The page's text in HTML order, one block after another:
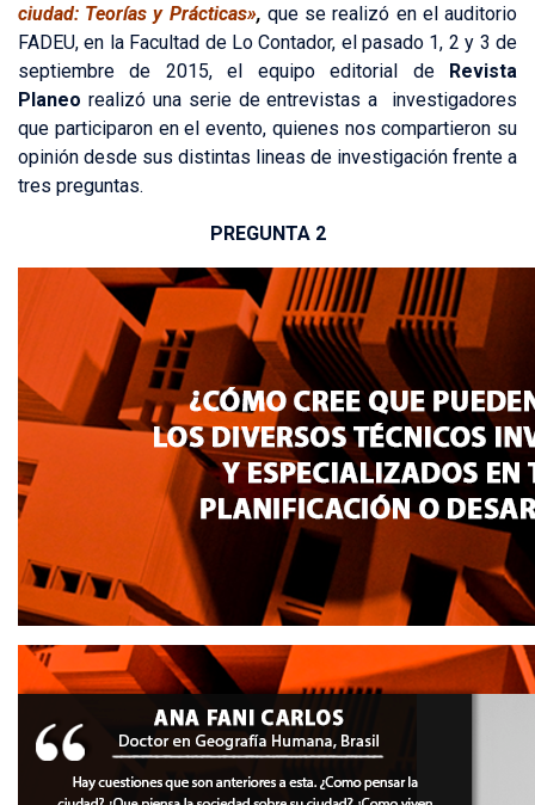
ciudad: Teorías y Prácticas», que se realizó en el auditorio
FADEU, en la Facultad de Lo Contador, el pasado 1, 2 y 3 de
septiembre de 2015, el equipo editorial de Revista
Planeo realizó una serie de entrevistas a investigadores
que participaron en el evento, quienes nos compartieron su
opinión desde sus distintas lineas de investigación frente a
tres preguntas.
PREGUNTA 2